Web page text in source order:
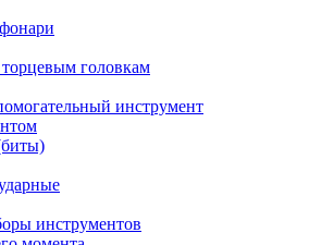
головкам
инструмент
инструментов